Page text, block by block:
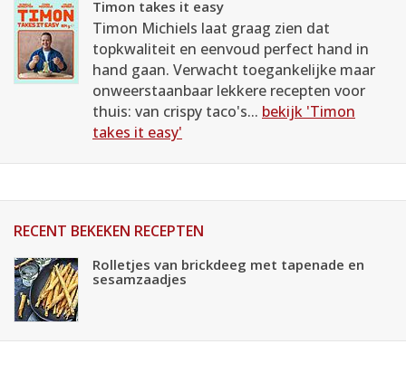
Timon takes it easy
Timon Michiels laat graag zien dat
topkwaliteit en eenvoud perfect hand in
hand gaan. Verwacht toegankelijke maar
onweerstaanbaar lekkere recepten voor
thuis: van crispy taco's... bekijk 'Timon
takes it easy'
RECENT BEKEKEN RECEPTEN
Rolletjes van brickdeeg met tapenade en
sesamzaadjes